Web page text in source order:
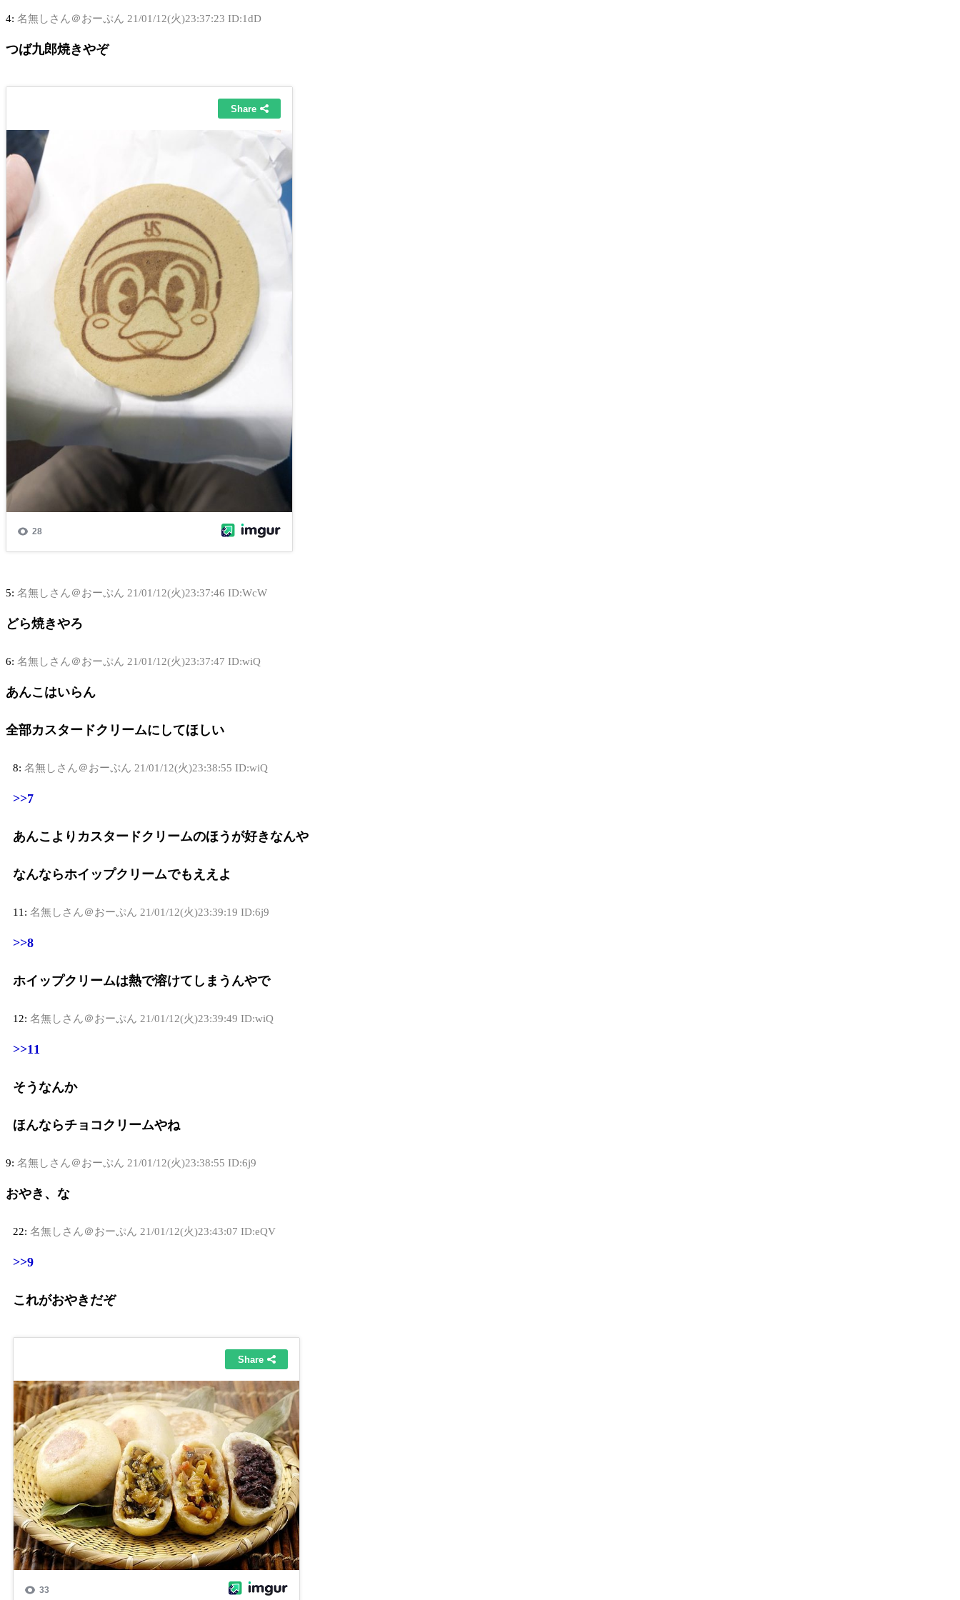
4: 名無しさん＠おーぷん 21/01/12(火)23:37:23 ID:1dD
つば九郎焼きやぞ
5: 名無しさん＠おーぷん 21/01/12(火)23:37:46 ID:WcW
どら焼きやろ
6: 名無しさん＠おーぷん 21/01/12(火)23:37:47 ID:wiQ
あんこはいらん
全部カスタードクリームにしてほしい
8: 名無しさん＠おーぷん 21/01/12(火)23:38:55 ID:wiQ
>>7
あんこよりカスタードクリームのほうが好きなんや
なんならホイップクリームでもええよ
11: 名無しさん＠おーぷん 21/01/12(火)23:39:19 ID:6j9
>>8
ホイップクリームは熱で溶けてしまうんやで
12: 名無しさん＠おーぷん 21/01/12(火)23:39:49 ID:wiQ
>>11
そうなんか
ほんならチョコクリームやね
9: 名無しさん＠おーぷん 21/01/12(火)23:38:55 ID:6j9
おやき、な
22: 名無しさん＠おーぷん 21/01/12(火)23:43:07 ID:eQV
>>9
これがおやきだぞ